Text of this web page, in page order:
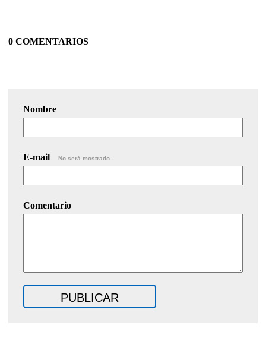
0 COMENTARIOS
Nombre
E-mail No será mostrado.
Comentario